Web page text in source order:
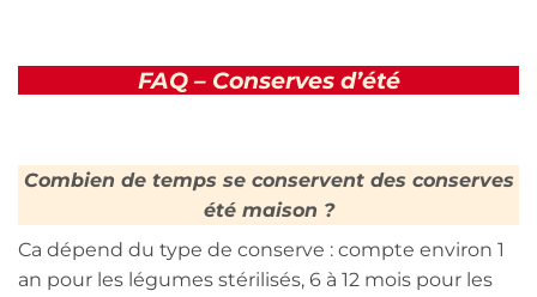
FAQ – Conserves d’été
Combien de temps se conservent des conserves
été maison ?
Ca dépend du type de conserve : compte environ 1
an pour les légumes stérilisés, 6 à 12 mois pour les